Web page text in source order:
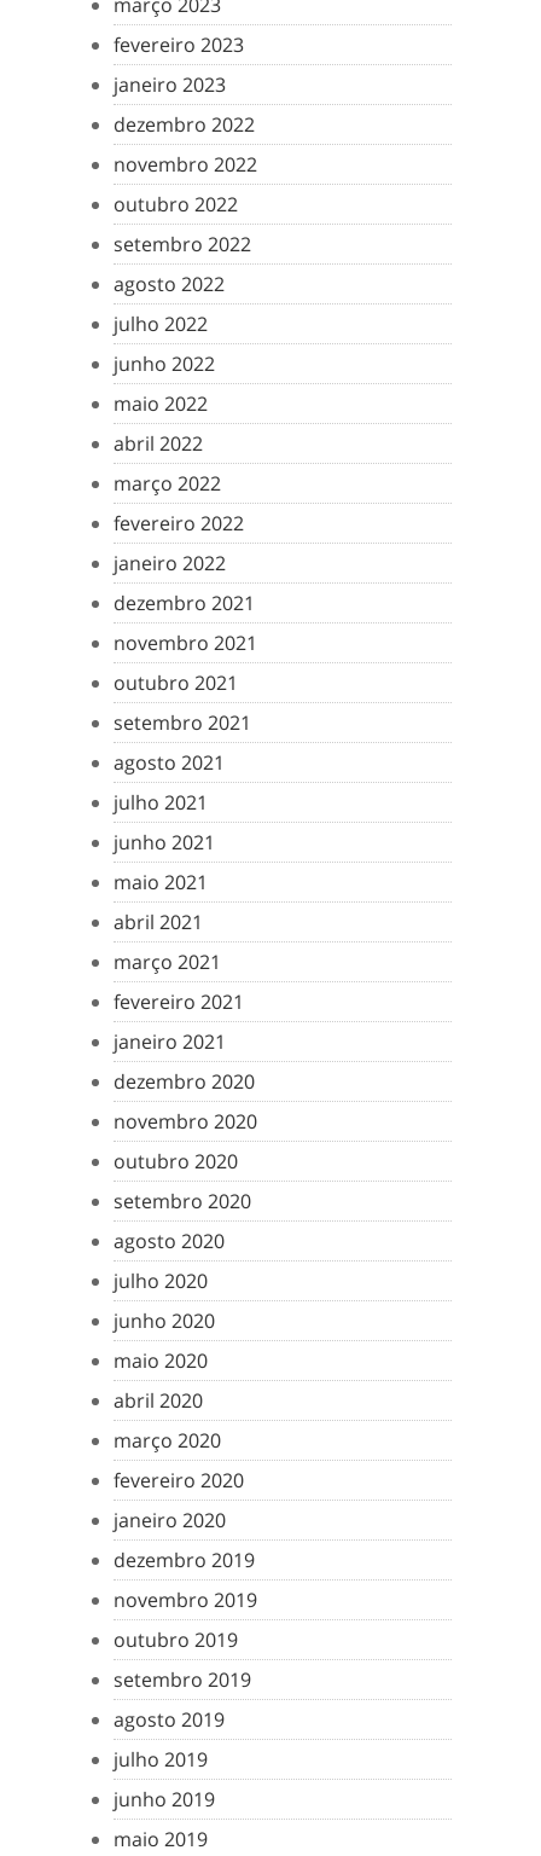
fevereiro 2023
janeiro 2023
dezembro 2022
novembro 2022
outubro 2022
setembro 2022
agosto 2022
julho 2022
junho 2022
maio 2022
abril 2022
março 2022
fevereiro 2022
janeiro 2022
dezembro 2021
novembro 2021
outubro 2021
setembro 2021
agosto 2021
julho 2021
junho 2021
maio 2021
abril 2021
março 2021
fevereiro 2021
janeiro 2021
dezembro 2020
novembro 2020
outubro 2020
setembro 2020
agosto 2020
julho 2020
junho 2020
maio 2020
abril 2020
março 2020
fevereiro 2020
janeiro 2020
dezembro 2019
novembro 2019
outubro 2019
setembro 2019
agosto 2019
julho 2019
junho 2019
maio 2019